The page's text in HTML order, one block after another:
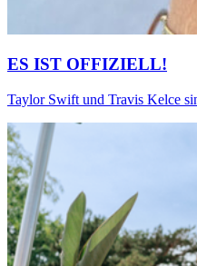
ES IST OFFIZIELL!
Taylor Swift und Travis Kelce